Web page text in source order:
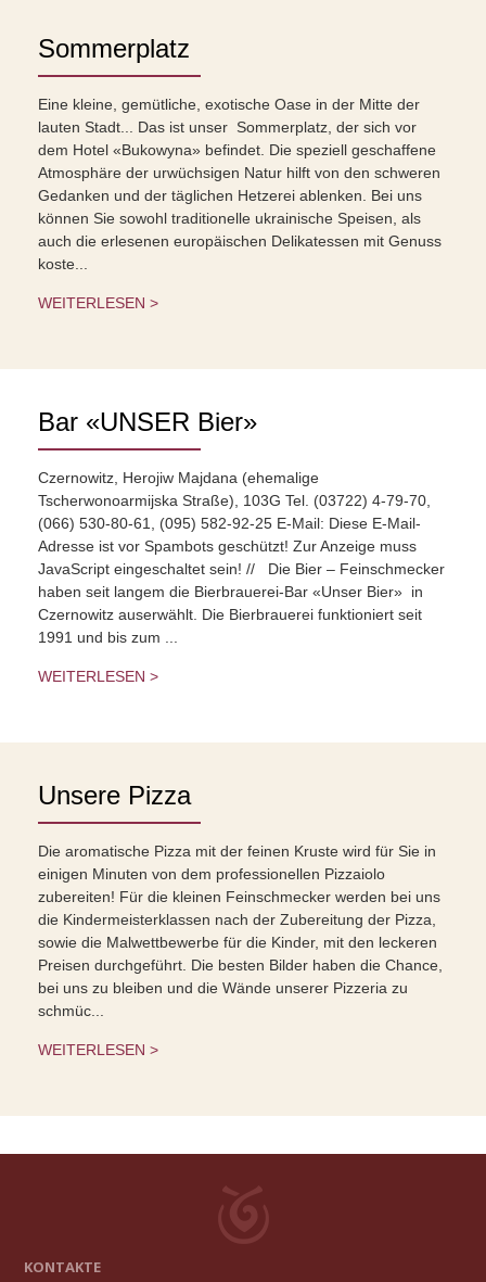
Sommerplatz
Eine kleine, gemütliche, exotische Oase in der Mitte der
lauten Stadt... Das ist unser Sommerplatz, der sich vor
dem Hotel «Bukowyna» befindet. Die speziell geschaffene
Atmosphäre der urwüchsigen Natur hilft von den schweren
Gedanken und der täglichen Hetzerei ablenken. Bei uns
können Sie sowohl traditionelle ukrainische Speisen, als
auch die erlesenen europäischen Delikatessen mit Genuss
koste...
WEITERLESEN >
Bar «UNSER Bier»
Czernowitz, Herojiw Majdana (ehemalige
Tscherwonoarmijska Straße), 103G Tel. (03722) 4-79-70,
(066) 530-80-61, (095) 582-92-25 E-Mail: Diese E-Mail-
Adresse ist vor Spambots geschützt! Zur Anzeige muss
JavaScript eingeschaltet sein! // Die Bier – Feinschmecker
haben seit langem die Bierbrauerei-Bar «Unser Bier» in
Czernowitz auserwählt. Die Bierbrauerei funktioniert seit
1991 und bis zum ...
WEITERLESEN >
Unsere Pizza
Die aromatische Pizza mit der feinen Kruste wird für Sie in
einigen Minuten von dem professionellen Pizzaiolo
zubereiten! Für die kleinen Feinschmecker werden bei uns
die Kindermeisterklassen nach der Zubereitung der Pizza,
sowie die Malwettbewerbe für die Kinder, mit den leckeren
Preisen durchgeführt. Die besten Bilder haben die Chance,
bei uns zu bleiben und die Wände unserer Pizzeria zu
schmüc...
WEITERLESEN >
KONTAKTE